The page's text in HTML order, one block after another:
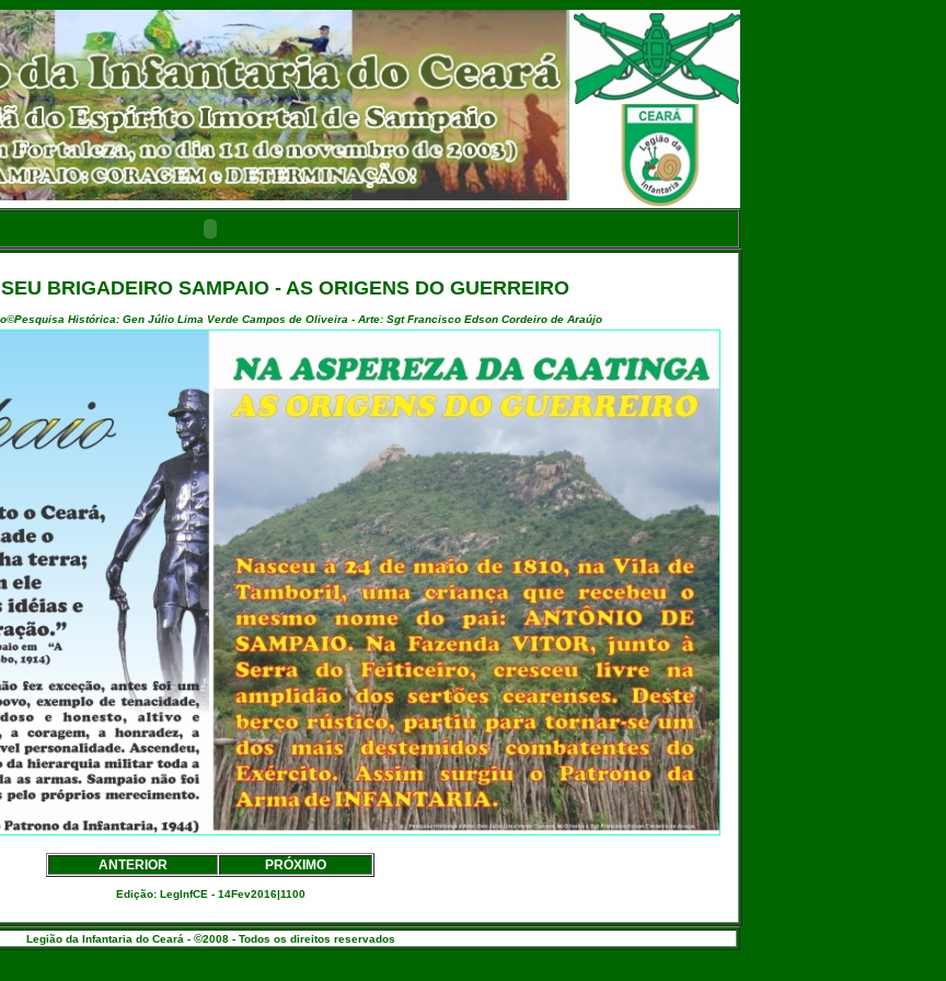
BRIGADEIRO SAMPAIO - AS ORIGENS DO GUERREIRO
Histórica: Gen Júlio Lima Verde Campos de Oliveira - Arte: Sgt Francisco Edson Cordeiro de Araújo
ANTERIOR PRÓXIMO
Edição: LegInfCE - 14Fev2016|1100
Legião da Infantaria do Ceará - ©2008 - Todos os direitos reservados